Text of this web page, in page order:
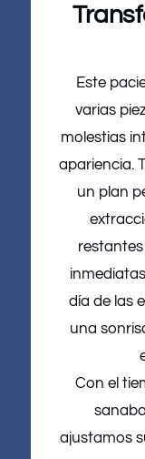
Este
varias
molestias
apariencia.
un plan
día de las
una
Con el
ajustamos